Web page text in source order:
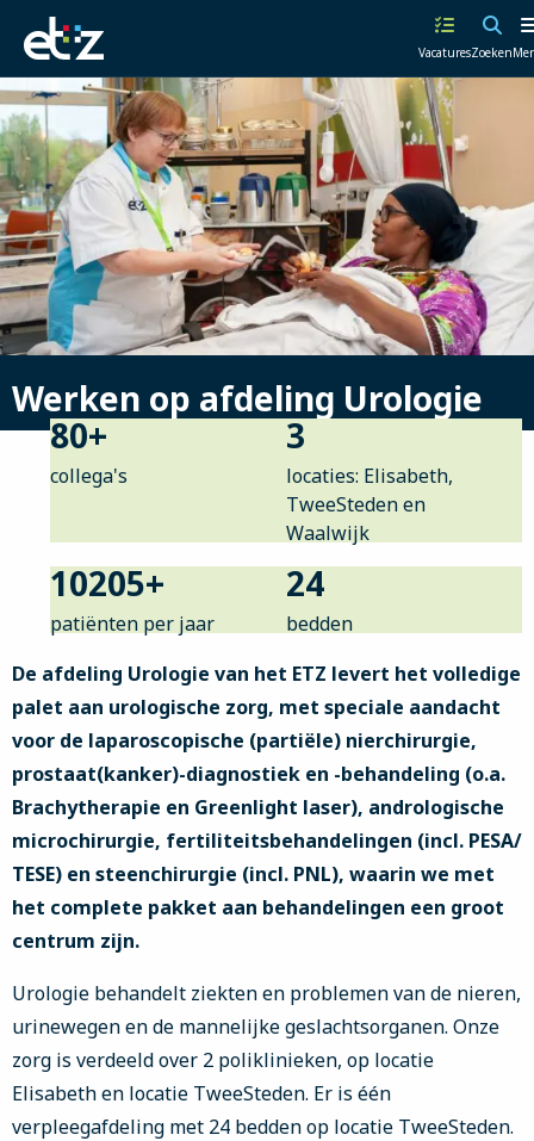
Werken
bij
het
ETZ
|
Elisabeth-
TweeSteden
Ziekenhuis
VacaturesZoeken
Werken op afdeling Urologie
80+
collega's
3
locaties: Elisabeth,
TweeSteden en
Waalwijk
10205+
patiënten per jaar
24
bedden
De afdeling Urologie van het ETZ levert het volledige
palet aan urologische zorg, met speciale aandacht
voor de laparoscopische (partiële) nierchirurgie,
prostaat(kanker)-diagnostiek en -behandeling (o.a.
Brachytherapie en Greenlight laser), andrologische
microchirurgie, fertiliteitsbehandelingen (incl. PESA/
TESE) en steenchirurgie (incl. PNL), waarin we met
het complete pakket aan behandelingen een groot
centrum zijn.
Urologie behandelt ziekten en problemen van de nieren,
urinewegen en de mannelijke geslachtsorganen. Onze
zorg is verdeeld over 2 poliklinieken, op locatie
Elisabeth en locatie TweeSteden. Er is één
verpleegafdeling met 24 bedden op locatie TweeSteden.